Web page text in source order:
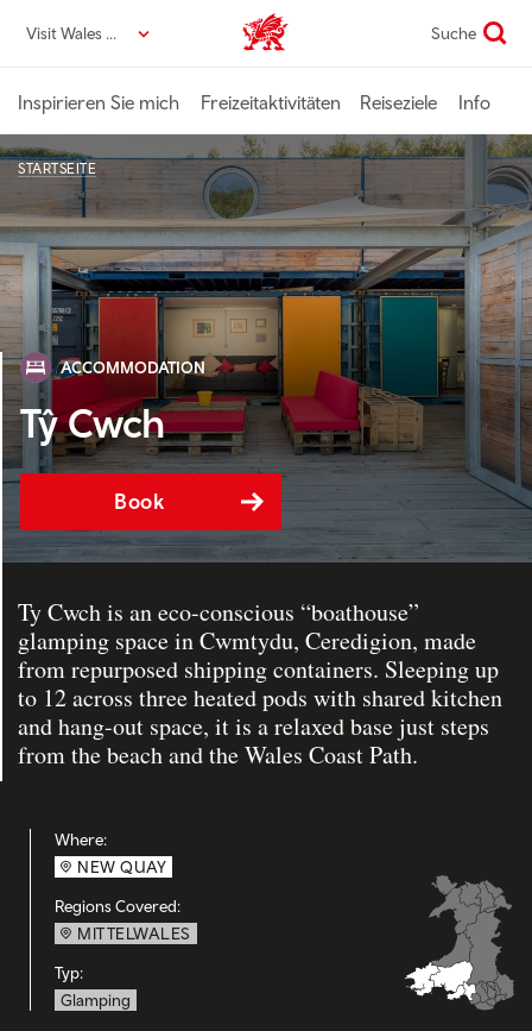
zumVisit Wales DE VisitWales home Suche
Inspirieren Sie mich Freizeitaktivitäten Reiseziele Info
STARTSEITE
ACCOMMODATION
Tŷ Cwch
Book
Ty Cwch is an eco-conscious “boathouse”
glamping space in Cwmtydu, Ceredigion, made
from repurposed shipping containers. Sleeping up
to 12 across three heated pods with shared kitchen
and hang-out space, it is a relaxed base just steps
from the beach and the Wales Coast Path.
Where:
NEW QUAY
Regions Covered:
MITTELWALES
Typ:
Glamping